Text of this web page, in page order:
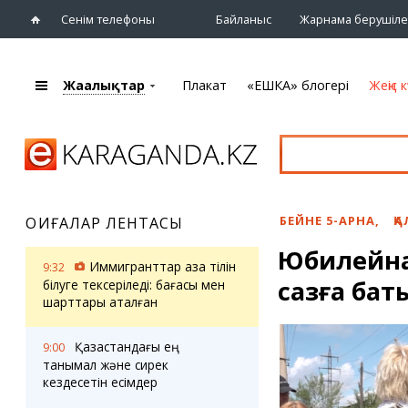
Сенім телефоны Байланыс Жарнама
Жаңалықтары
eTV
Ақпараттық
бюллетень
Сұхбат
Плакат
Театрлар
Спорт
Көрмелер
Цирк және
хайуанаттар бағы
«ЕШКА» блогері
Карталар
Жаңалықтар Плакат «ЕШКА» блогері Жеңіс
ОҚИҒАЛАР ЛЕНТАСЫ
9:32
Иммигранттар қазақ тілін
білуге тексеріледі: бағасы мен
шарттары аталған
9:00
Қазақстандағы ең
танымал және сирек
кездесетін есімдер
БЕЙНЕ 5-АРНА,
сазға